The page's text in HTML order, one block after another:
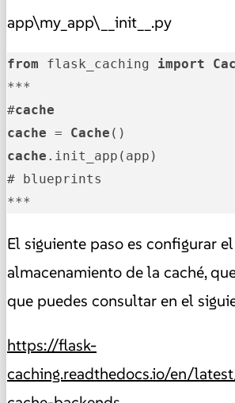
app\my_app\__init__.py
from flask_caching import
***
#cache
cache = Cache
cache .init_app(app)
# blueprints
***
El siguiente paso es configurar el
almacenamiento de la caché,
que puedes consultar en el
https://flask-
caching.readthedocs.io/en/